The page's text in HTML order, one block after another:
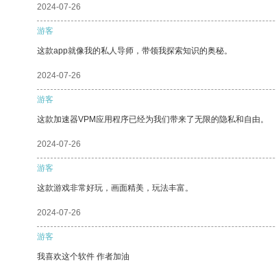
2024-07-26
游客
这款app就像我的私人导师，带领我探索知识的奥秘。
2024-07-26
游客
这款加速器VPM应用程序已经为我们带来了无限的隐私和自由。
2024-07-26
游客
这款游戏非常好玩，画面精美，玩法丰富。
2024-07-26
游客
我喜欢这个软件 作者加油